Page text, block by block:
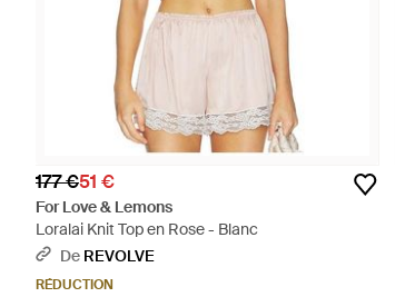
177 €51 €
For Love & Lemons
Loralai Knit Top en Rose - Blanc
De REVOLVE
RÉDUCTION